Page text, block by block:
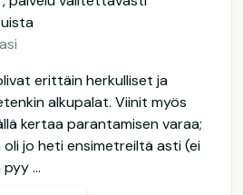
erittäin herkulliset ja
alkupalat. Viinit myös
kertaa parantamisen varaa;
jo heti ensimetreiltä asti (ei
...